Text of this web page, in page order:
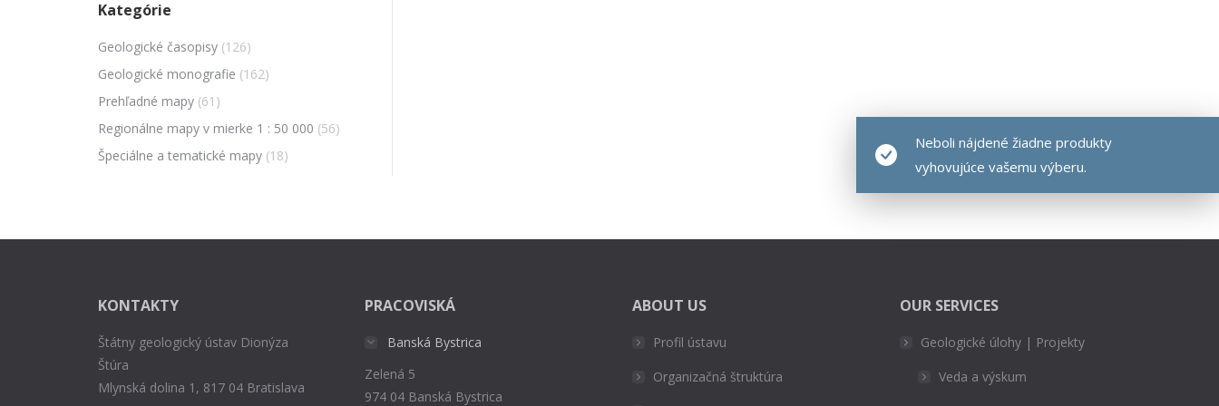
Neboli nájdené žiadne produkty
vyhovujúce vašemu výberu.
Kategórie
Geologické časopisy (126)
Geologické monografie (162)
Prehľadné mapy (61)
Regionálne mapy v mierke 1 : 50 000 (56)
Špeciálne a tematické mapy (18)
KONTAKTY
Štátny geologický ústav Dionýza
Štúra
Mlynská dolina 1, 817 04 Bratislava
PRACOVISKÁ
Banská Bystrica
Zelená 5
974 04 Banská Bystrica
ABOUT US
Profil ústavu
Organizačná štruktúra
OUR SERVICES
Geologické úlohy | Projekty
Veda a výskum